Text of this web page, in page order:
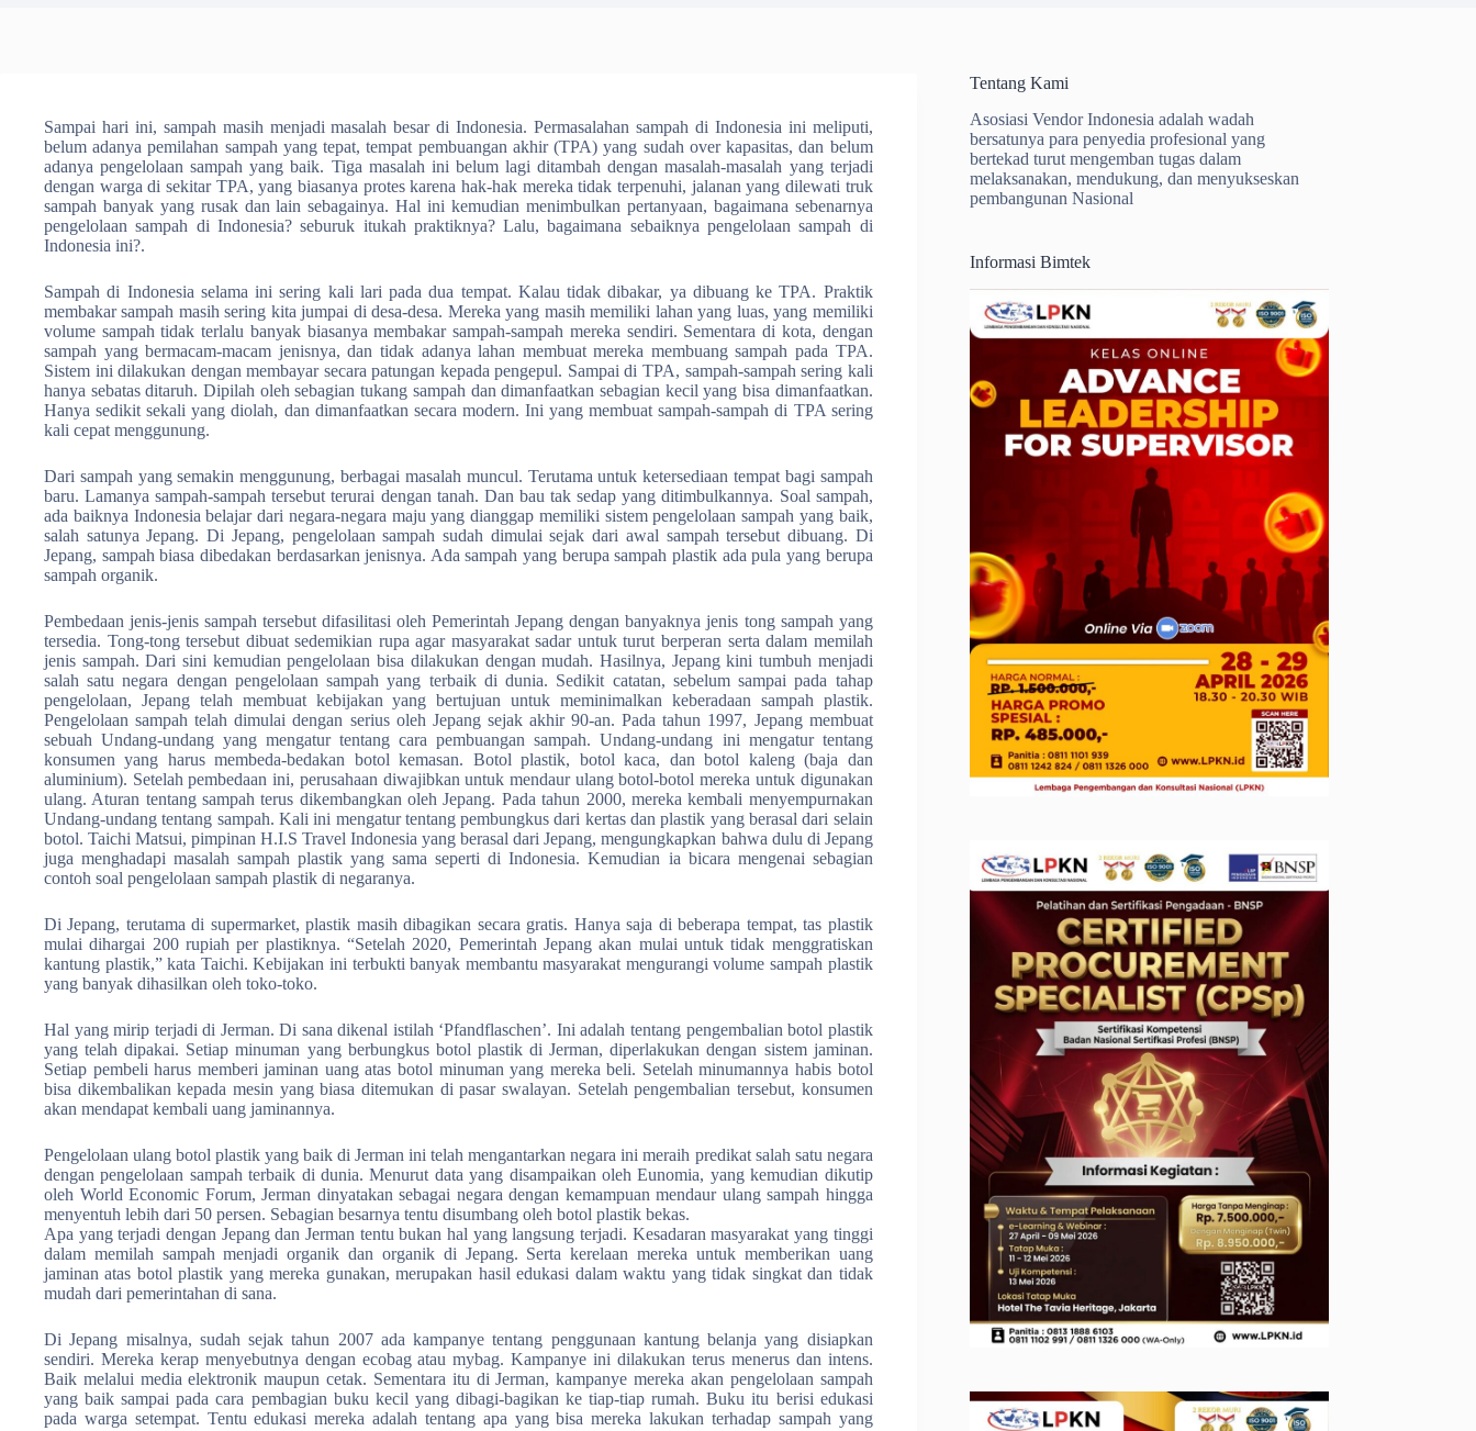
Sampai hari ini, sampah masih menjadi masalah besar di Indonesia. Permasalahan sampah di Indonesia ini meliputi,
belum adanya pemilahan sampah yang tepat, tempat pembuangan akhir (TPA) yang sudah over kapasitas, dan belum
adanya pengelolaan sampah yang baik. Tiga masalah ini belum lagi ditambah dengan masalah-masalah yang terjadi
dengan warga di sekitar TPA, yang biasanya protes karena hak-hak mereka tidak terpenuhi, jalanan yang dilewati truk
sampah banyak yang rusak dan lain sebagainya. Hal ini kemudian menimbulkan pertanyaan, bagaimana sebenarnya
pengelolaan sampah di Indonesia? seburuk itukah praktiknya? Lalu, bagaimana sebaiknya pengelolaan sampah di
Indonesia ini?.
Sampah di Indonesia selama ini sering kali lari pada dua tempat. Kalau tidak dibakar, ya dibuang ke TPA. Praktik
membakar sampah masih sering kita jumpai di desa-desa. Mereka yang masih memiliki lahan yang luas, yang memiliki
volume sampah tidak terlalu banyak biasanya membakar sampah-sampah mereka sendiri. Sementara di kota, dengan
sampah yang bermacam-macam jenisnya, dan tidak adanya lahan membuat mereka membuang sampah pada TPA.
Sistem ini dilakukan dengan membayar secara patungan kepada pengepul. Sampai di TPA, sampah-sampah sering kali
hanya sebatas ditaruh. Dipilah oleh sebagian tukang sampah dan dimanfaatkan sebagian kecil yang bisa dimanfaatkan.
Hanya sedikit sekali yang diolah, dan dimanfaatkan secara modern. Ini yang membuat sampah-sampah di TPA sering
kali cepat menggunung.
Dari sampah yang semakin menggunung, berbagai masalah muncul. Terutama untuk ketersediaan tempat bagi sampah
baru. Lamanya sampah-sampah tersebut terurai dengan tanah. Dan bau tak sedap yang ditimbulkannya. Soal sampah,
ada baiknya Indonesia belajar dari negara-negara maju yang dianggap memiliki sistem pengelolaan sampah yang baik,
salah satunya Jepang. Di Jepang, pengelolaan sampah sudah dimulai sejak dari awal sampah tersebut dibuang. Di
Jepang, sampah biasa dibedakan berdasarkan jenisnya. Ada sampah yang berupa sampah plastik ada pula yang berupa
sampah organik.
Pembedaan jenis-jenis sampah tersebut difasilitasi oleh Pemerintah Jepang dengan banyaknya jenis tong sampah yang
tersedia. Tong-tong tersebut dibuat sedemikian rupa agar masyarakat sadar untuk turut berperan serta dalam memilah
jenis sampah. Dari sini kemudian pengelolaan bisa dilakukan dengan mudah. Hasilnya, Jepang kini tumbuh menjadi
salah satu negara dengan pengelolaan sampah yang terbaik di dunia. Sedikit catatan, sebelum sampai pada tahap
pengelolaan, Jepang telah membuat kebijakan yang bertujuan untuk meminimalkan keberadaan sampah plastik.
Pengelolaan sampah telah dimulai dengan serius oleh Jepang sejak akhir 90-an. Pada tahun 1997, Jepang membuat
sebuah Undang-undang yang mengatur tentang cara pembuangan sampah. Undang-undang ini mengatur tentang
konsumen yang harus membeda-bedakan botol kemasan. Botol plastik, botol kaca, dan botol kaleng (baja dan
aluminium). Setelah pembedaan ini, perusahaan diwajibkan untuk mendaur ulang botol-botol mereka untuk digunakan
ulang. Aturan tentang sampah terus dikembangkan oleh Jepang. Pada tahun 2000, mereka kembali menyempurnakan
Undang-undang tentang sampah. Kali ini mengatur tentang pembungkus dari kertas dan plastik yang berasal dari selain
botol. Taichi Matsui, pimpinan H.I.S Travel Indonesia yang berasal dari Jepang, mengungkapkan bahwa dulu di Jepang
juga menghadapi masalah sampah plastik yang sama seperti di Indonesia. Kemudian ia bicara mengenai sebagian
contoh soal pengelolaan sampah plastik di negaranya.
Di Jepang, terutama di supermarket, plastik masih dibagikan secara gratis. Hanya saja di beberapa tempat, tas plastik
mulai dihargai 200 rupiah per plastiknya. “Setelah 2020, Pemerintah Jepang akan mulai untuk tidak menggratiskan
kantung plastik,” kata Taichi. Kebijakan ini terbukti banyak membantu masyarakat mengurangi volume sampah plastik
yang banyak dihasilkan oleh toko-toko.
Hal yang mirip terjadi di Jerman. Di sana dikenal istilah ‘Pfandflaschen’. Ini adalah tentang pengembalian botol plastik
yang telah dipakai. Setiap minuman yang berbungkus botol plastik di Jerman, diperlakukan dengan sistem jaminan.
Setiap pembeli harus memberi jaminan uang atas botol minuman yang mereka beli. Setelah minumannya habis botol
bisa dikembalikan kepada mesin yang biasa ditemukan di pasar swalayan. Setelah pengembalian tersebut, konsumen
akan mendapat kembali uang jaminannya.
Pengelolaan ulang botol plastik yang baik di Jerman ini telah mengantarkan negara ini meraih predikat salah satu negara
dengan pengelolaan sampah terbaik di dunia. Menurut data yang disampaikan oleh Eunomia, yang kemudian dikutip
oleh World Economic Forum, Jerman dinyatakan sebagai negara dengan kemampuan mendaur ulang sampah hingga
menyentuh lebih dari 50 persen. Sebagian besarnya tentu disumbang oleh botol plastik bekas.
Apa yang terjadi dengan Jepang dan Jerman tentu bukan hal yang langsung terjadi. Kesadaran masyarakat yang tinggi
dalam memilah sampah menjadi organik dan organik di Jepang. Serta kerelaan mereka untuk memberikan uang
jaminan atas botol plastik yang mereka gunakan, merupakan hasil edukasi dalam waktu yang tidak singkat dan tidak
mudah dari pemerintahan di sana.
Di Jepang misalnya, sudah sejak tahun 2007 ada kampanye tentang penggunaan kantung belanja yang disiapkan
sendiri. Mereka kerap menyebutnya dengan ecobag atau mybag. Kampanye ini dilakukan terus menerus dan intens.
Baik melalui media elektronik maupun cetak. Sementara itu di Jerman, kampanye mereka akan pengelolaan sampah
yang baik sampai pada cara pembagian buku kecil yang dibagi-bagikan ke tiap-tiap rumah. Buku itu berisi edukasi
pada warga setempat. Tentu edukasi mereka adalah tentang apa yang bisa mereka lakukan terhadap sampah yang
Tentang Kami
Asosiasi Vendor Indonesia adalah wadah
bersatunya para penyedia profesional yang
bertekad turut mengemban tugas dalam
melaksanakan, mendukung, dan menyukseskan
pembangunan Nasional
Informasi Bimtek